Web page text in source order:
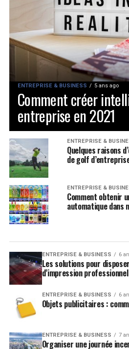
ENTREPRISE & BUSINESS 5 ans ago
Comment créer
entreprise en 2021
ENTREPRISE &
Quelques raisons
de golf
ENTREPRISE &
Comment obtenir
automatique dans
ENTREPRISE & BUSINESS 6
Les solutions pour
d’impression professionnel
ENTREPRISE & BUSINESS 6
Objets publicitaires :
ENTREPRISE & BUSINESS 7
Organiser une journée